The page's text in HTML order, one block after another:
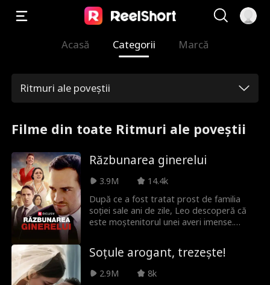
Acasă Categorii Marcă
Ritmuri ale poveștii
Filme din toate Ritmuri ale poveștii
Răzbunarea ginerelui
3.9M
14.4k
După ce a fost tratat prost de familia
soției sale ani de zile, Leo descoperă că
este moștenitorul unei averi imense.
Soțule arogant, trezește!
2.9M
8k